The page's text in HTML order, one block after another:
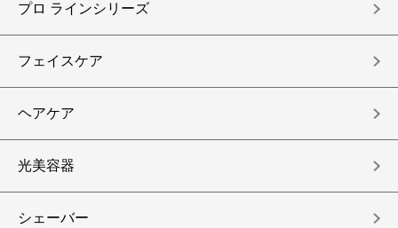
プロ ラインシリーズ
フェイスケア
ヘアケア
光美容器
シェーバー